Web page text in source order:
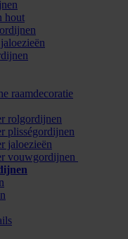
hout
raamdecoratie
rolgordijnen
plisségordijnen
jaloezieën
vouwgordijnen